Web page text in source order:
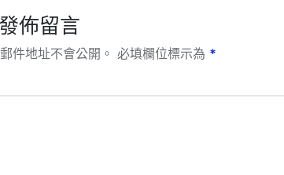
發佈留言
件地址不會公開。 必填欄位標示為 *